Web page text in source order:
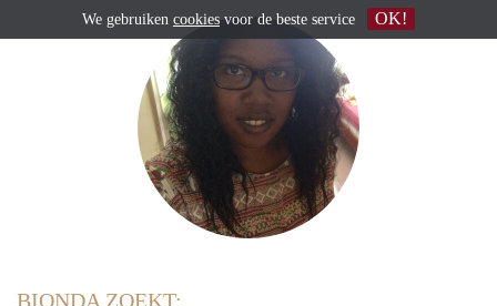
BIONDA ZOEKT:
We gebruiken cookies voor de beste service OK!